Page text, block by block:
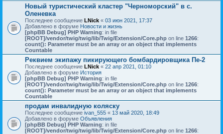
Новый туристический кластер "Черноморский" в с.
Оленевка
Последнее сообщение LNick « 03 июн 2021, 17:37
Добавлено в форуме Новости и жизнь
[phpBB Debug] PHP Warning: in file
[ROOT]/vendor/twig/twig/lib/Twig/Extension/Core.php on line 1266:
count(): Parameter must be an array or an object that implements
Countable
Реквием экипажу пикирующего бомбардировщика Пе-2
Последнее сообщение LNick « 22 апр 2021, 01:10
Добавлено в форуме История
[phpBB Debug] PHP Warning: in file
[ROOT]/vendor/twig/twig/lib/Twig/Extension/Core.php on line 1266:
count(): Parameter must be an array or an object that implements
Countable
продам инвалидную коляску
Последнее сообщение ivan_555 « 13 май 2020, 18:49
Добавлено в форуме Объявления
[phpBB Debug] PHP Warning: in file
[ROOT]/vendor/twig/twig/lib/Twig/Extension/Core.php on line 1266: